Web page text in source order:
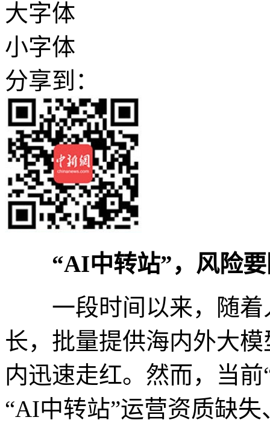
大字体
小字体
分享到：
“AI中转站”，风险
一段时间以来，随着
长，批量提供海内外大
内迅速走红。然而，当
“AI中转站”运营资质缺